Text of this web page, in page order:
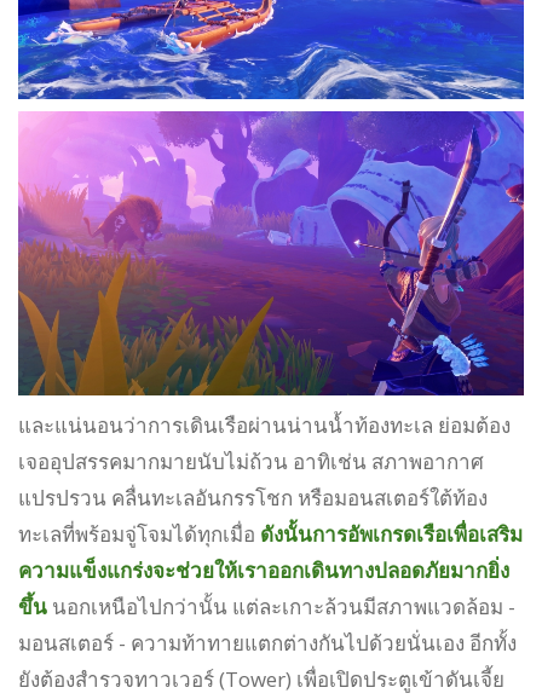
และแน่นอนว่าการเดินเรือผ่านน่านน้ำท้องทะเล ย่อมต้อง
เจออุปสรรคมากมายนับไม่ถ้วน อาทิเช่น สภาพอากาศ
แปรปรวน คลื่นทะเลอันกรรโชก หรือมอนสเตอร์ใต้ท้อง
ทะเลที่พร้อมจู่โจมได้ทุกเมื่อ ดังนั้นการอัพเกรดเรือเพื่อเสริม
ความแข็งแกร่งจะช่วยให้เราออกเดินทางปลอดภัยมากยิ่ง
ขึ้น นอกเหนือไปกว่านั้น แต่ละเกาะล้วนมีสภาพแวดล้อม -
มอนสเตอร์ - ความท้าทายแตกต่างกันไปด้วยนั่นเอง อีกทั้ง
ยังต้องสำรวจทาวเวอร์ (Tower) เพื่อเปิดประตูเข้าดันเจี้ย